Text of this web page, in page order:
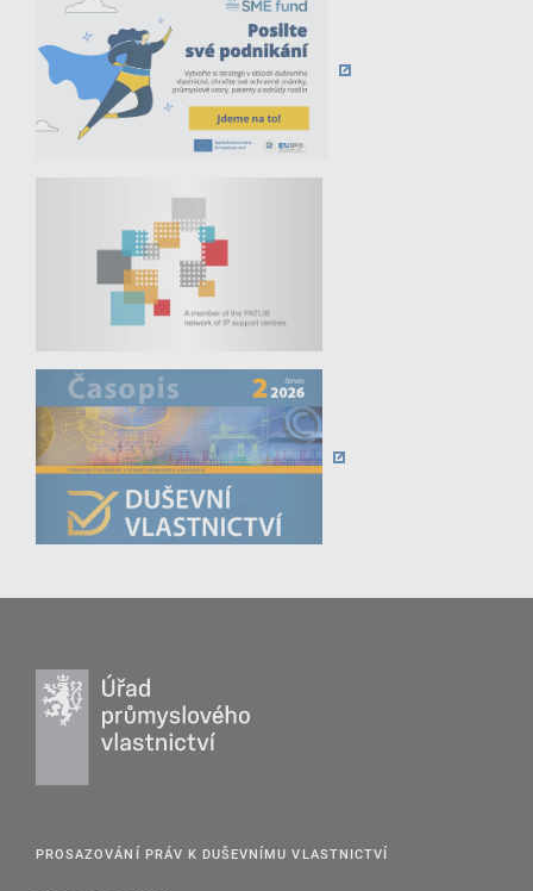
PROSAZOVÁNÍ PRÁV K DUŠEVNÍMU VLASTNICTVÍ